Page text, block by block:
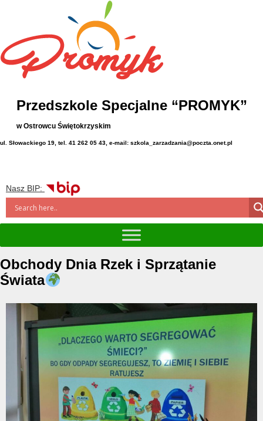
Przedszkole Specjalne “PROMYK”
w Ostrowcu Świętokrzyskim
ul. Słowackiego 19, tel. 41 262 05 43, e-mail: szkola_zarzadzania@poczta.onet.pl
Nasz BIP:
Obchody Dnia Rzek i Sprzątanie
Świata